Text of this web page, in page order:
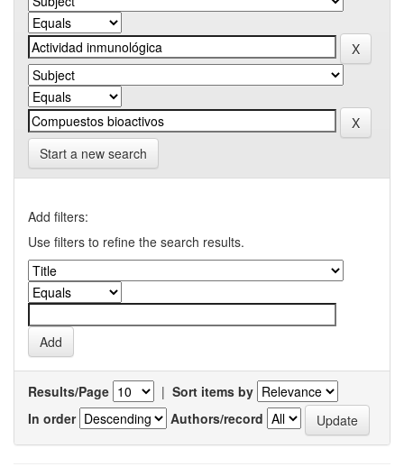
Start a new search
Add filters:
Use filters to refine the search results.
Results/Page | Sort items by
In order
Authors/record